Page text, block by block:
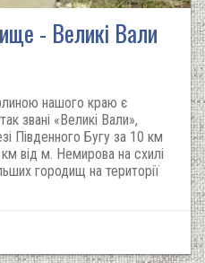
- Великі Вали
нашого краю є
звані «Великі Вали»,
Південного Бугу за 10 км
від м. Немирова на схилі
городищ на території